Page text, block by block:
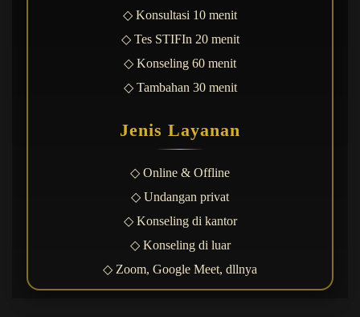
◇ Konsultasi 10 menit
◇ Tes STIFIn 20 menit
◇ Konseling 60 menit
◇ Tambahan 30 menit
Jenis Layanan
◇ Online & Offline
◇ Undangan privat
◇ Konseling di kantor
◇ Konseling di luar
◇ Zoom, Google Meet, dllnya